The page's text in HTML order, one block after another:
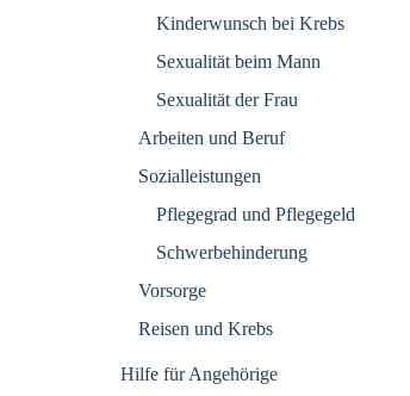
Kinderwunsch bei Krebs
Sexualität beim Mann
Sexualität der Frau
Arbeiten und Beruf
Sozialleistungen
Pflegegrad und Pflegegeld
Schwerbehinderung
Vorsorge
Reisen und Krebs
Hilfe für Angehörige